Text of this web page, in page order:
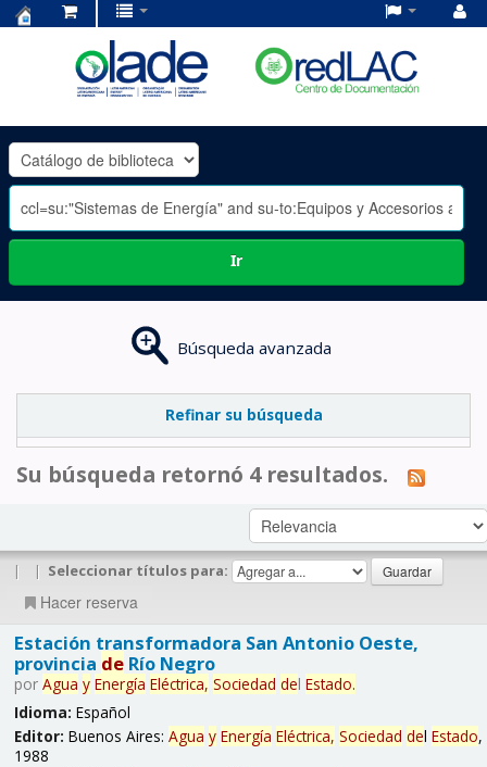
OLADE
-
Ir
Búsqueda avanzada
Refinar su búsqueda
Su búsqueda retornó 4 resultados.
| | Seleccionar títulos para:
Hacer reserva
Estación transformadora San Antonio Oeste,
provincia deRío Negro
por Agua y Energía Eléctrica, Sociedad del Estado.
Idioma: Español
Editor: Buenos Aires: Agua y Energía Eléctrica, Sociedad del Estado,
1988